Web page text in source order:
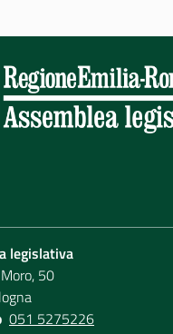
legislativa
50
051 5275226